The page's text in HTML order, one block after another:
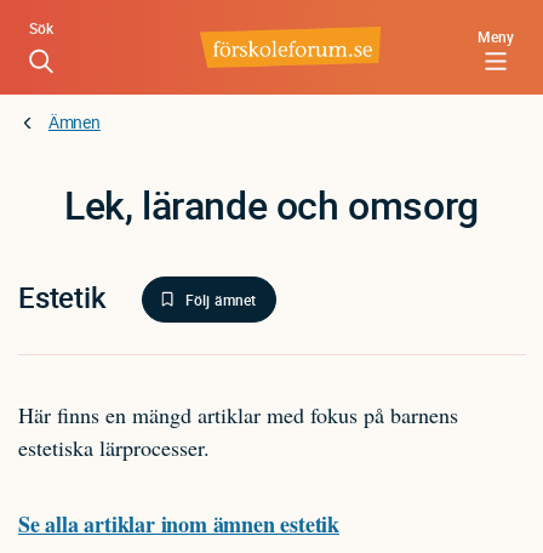
Hoppa
huvudinnehåll
Meny
Sök
Ämnen
Lek, lärande och omsorg
Estetik Följ ämnet
Här finns en mängd artiklar med fokus på barnens
estetiska lärprocesser.
Se alla artiklar inom ämnen estetik